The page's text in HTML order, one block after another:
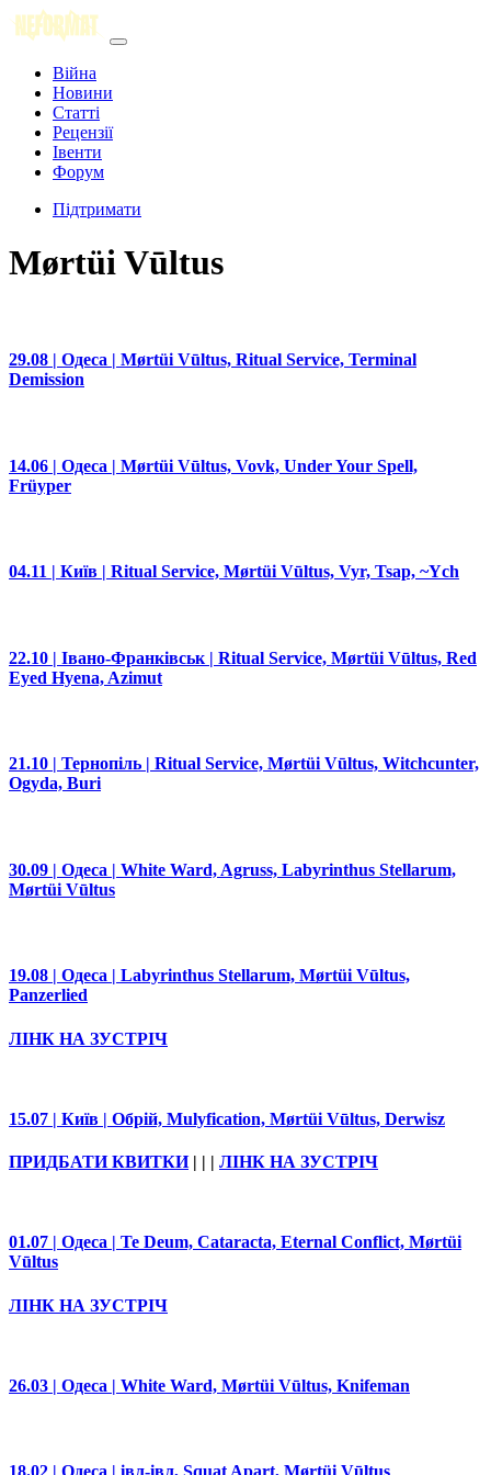
Війна
Новини
Статті
Рецензії
Івенти
Форум
Підтримати
Mørtüi Vūltus
29.08 | Одеса | Mørtüi Vūltus, Ritual Service, Terminal
Demission
14.06 | Одеса | Mørtüi Vūltus, Vovk, Under Your Spell,
Früyper
04.11 | Київ | Ritual Service, Mørtüi Vūltus, Vyr, Tsap, ~Ych
22.10 | Івано-Франківськ | Ritual Service, Mørtüi Vūltus, Red
Eyed Hyena, Azimut
21.10 | Тернопіль | Ritual Service, Mørtüi Vūltus, Witchcunter,
Ogyda, Buri
30.09 | Одеса | White Ward, Agruss, Labyrinthus Stellarum,
Mørtüi Vūltus
19.08 | Одеса | Labyrinthus Stellarum, Mørtüi Vūltus,
Panzerlied
ЛІНК НА ЗУСТРІЧ
15.07 | Київ | Обрій, Mulyfication, Mørtüi Vūltus, Derwisz
ПРИДБАТИ КВИТКИ| | | ЛІНК НА ЗУСТРІЧ
01.07 | Одеса | Te Deum, Cataracta, Eternal Conflict, Mørtüi
Vūltus
ЛІНК НА ЗУСТРІЧ
26.03 | Одеса | White Ward, Mørtüi Vūltus, Knifeman